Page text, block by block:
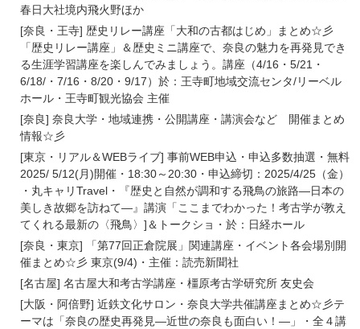
春日大社境内飛火野ほか
[奈良・王寺] 歴史リレー講座「大和の古都はじめ」まとめ☆彡
「歴史リレー講座」＆歴史ミニ講座で、奈良の魅力を再発見でき
る生涯学習講座を楽しんでみましょう。講座（4/16・5/21・
6/18/・7/16・8/20・9/17）於：王寺町地域交流センタ/リーベル
ホール・王寺町観光協会 主催
[奈良] 奈良大学・地域連携・公開講座・講演会など 開催まとめ
情報☆彡
[東京・リアル＆WEBライブ] 事前WEB申込・申込多数抽選・無料
2025/ 5/12(月)開催・18:30～20:30・申込締切：2025/4/25（金）
・丸キャリTravel・『歴史と自然が調和する飛鳥の旅路―日本の
美しき故郷を訪ねて―』講演「ここまでわかった！考古学が教え
てくれる最新の〈飛鳥〉]＆トークショ・於：日経ホール
[奈良・東京] 「第77回正倉院展」関連講座・イベント各会場別開
催まとめ☆彡 東京(9/4)・主催：読売新聞社
[名古屋] 名古屋大和考古学講座・橿原考古学研究所 友史会
[大阪・阿倍野] 近鉄文化サロン・奈良大学共催講座まとめ☆彡テ
ーマは「奈良の歴史再発見―近世の奈良も面白い！―」・全４講